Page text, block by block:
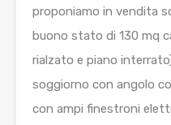
proponiamo in vendita
buono stato di 130 mq
rialzato e piano
soggiorno con angolo
con ampi finestroni